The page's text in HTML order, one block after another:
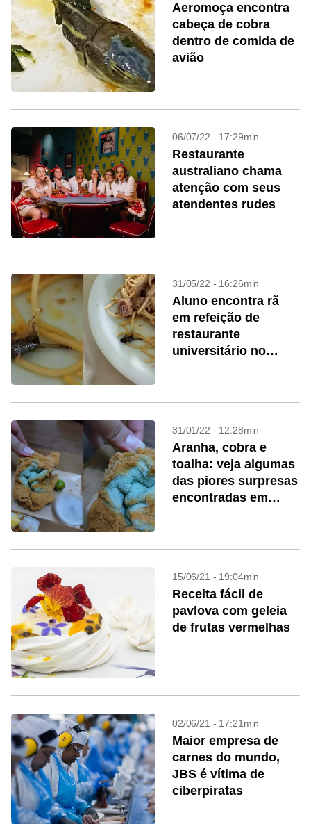
Aeromoça encontra
cabeça de cobra
dentro de comida de
avião
06/07/22 - 17:29min
Restaurante
australiano chama
atenção com seus
atendentes rudes
31/05/22 - 16:26min
Aluno encontra rã
em refeição de
restaurante
universitário no
31/01/22 - 12:28min
Aranha, cobra e
toalha: veja algumas
das piores surpresas
encontradas em
15/06/21 - 19:04min
Receita fácil de
pavlova com geleia
de frutas vermelhas
02/06/21 - 17:21min
Maior empresa de
carnes do mundo,
JBS é vítima de
ciberpiratas